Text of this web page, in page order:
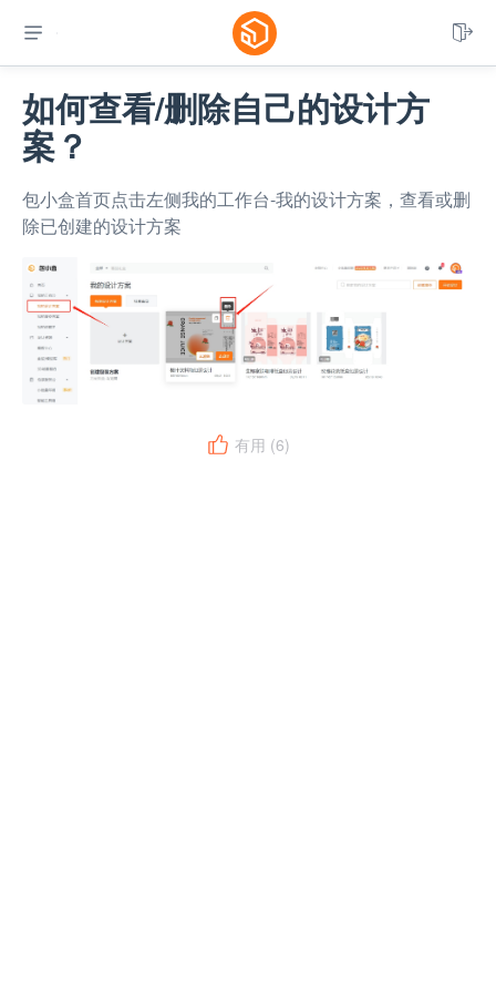
 
如何查看/删除自己的设计方
案？
包小盒首页点击左侧我的工作台-我的设计方案，查看或删
除已创建的设计方案
有用 (6)